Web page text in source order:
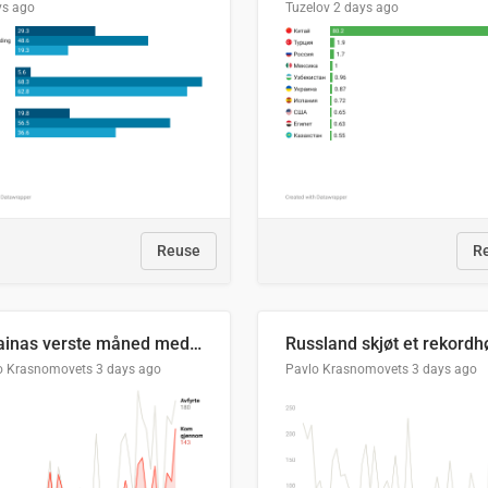
ago
Reuse
Tuzelov 2 days ago
Ukrainas verste måned med missilangrep
Krasnomovets 3 days ago Pavlo Krasnomovets 3 days ago